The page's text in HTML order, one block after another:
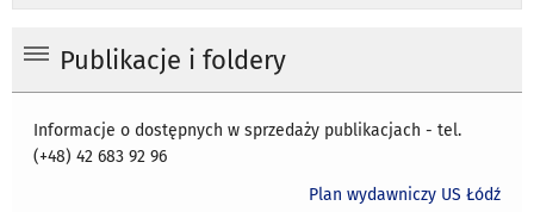
Publikacje i foldery
Informacje o dostępnych w sprzedaży publikacjach - tel.
(+48) 42 683 92 96
Plan wydawniczy US Łódź